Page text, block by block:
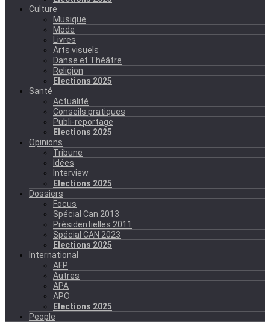
Culture
Musique
Mode
Livres
Arts visuels
Danse et Théâtre
Religion
Elections 2025
Santé
Actualité
Conseils pratiques
Publi-reportage
Elections 2025
Opinions
Tribune
Idées
Interview
Elections 2025
Dossiers
Focus
Spécial Can 2013
Présidentielles 2011
Spécial CAN 2023
Elections 2025
International
AFP
Autres
APA
APO
Elections 2025
People